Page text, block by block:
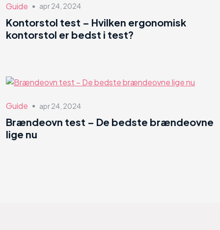
Guide ● apr 24, 2024
Kontorstol test – Hvilken ergonomisk
kontorstol er bedst i test?
Guide ● apr 24, 2024
Brændeovn test – De bedste brændeovne
lige nu